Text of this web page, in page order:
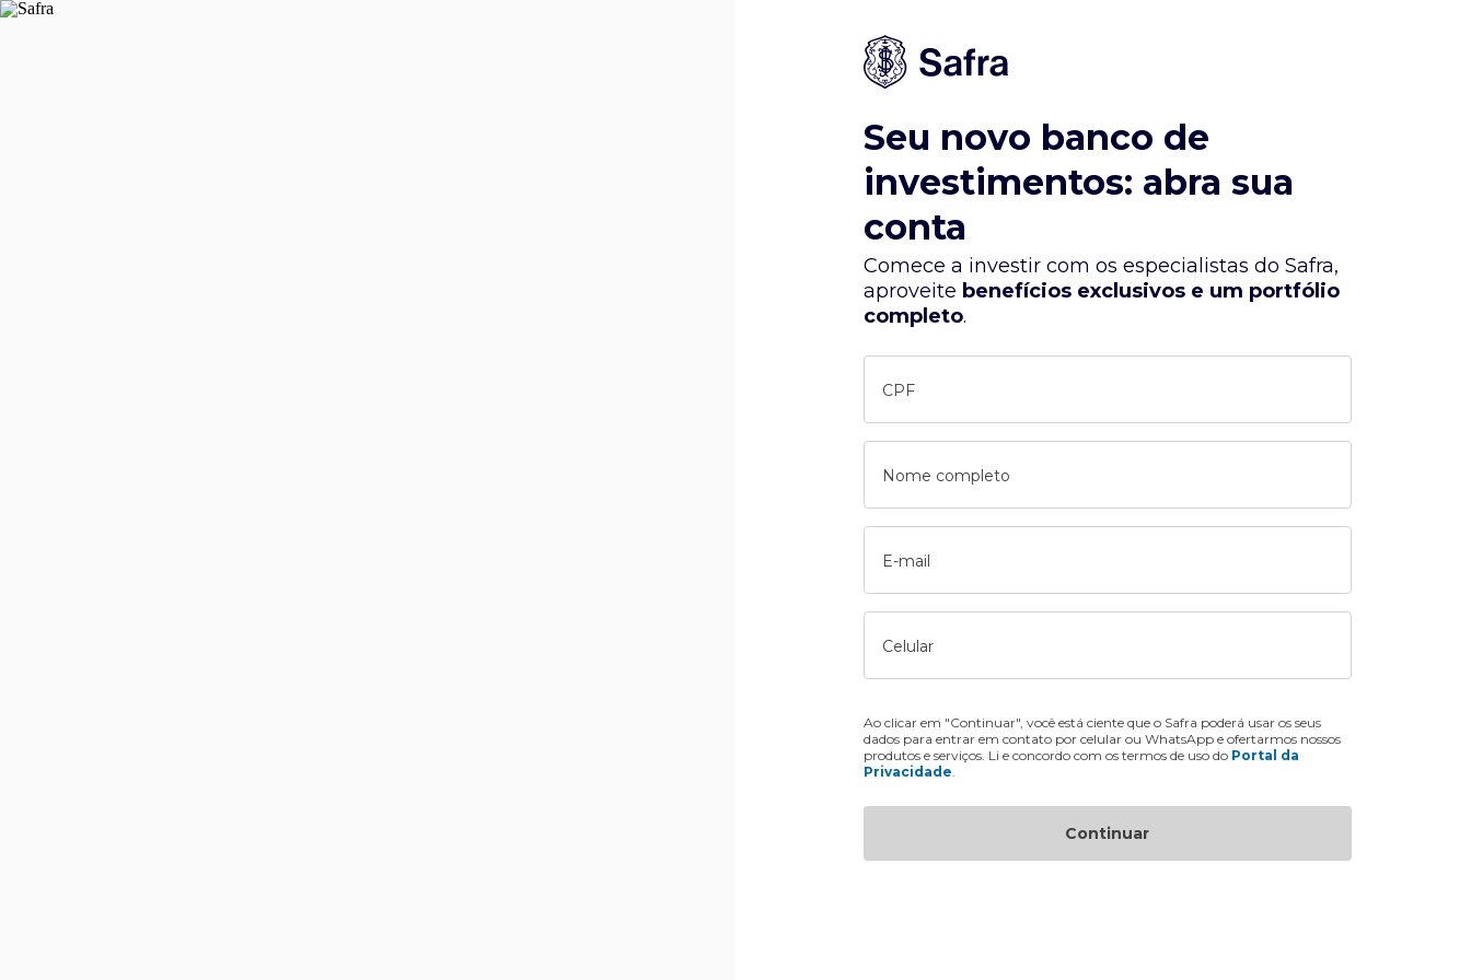
Seu novo banco de
investimentos: abra sua
conta
Comece a investir com os especialistas do Safra,
aproveite benefícios exclusivos e um portfólio
completo.
CPF
Nome completo
E-mail
Celular
Ao clicar em "Continuar", você está ciente que o Safra poderá usar os seus
dados para entrar em contato por celular ou WhatsApp e ofertarmos nossos
produtos e serviços. Li e concordo com os termos de uso do Portal da
Privacidade
Continuar